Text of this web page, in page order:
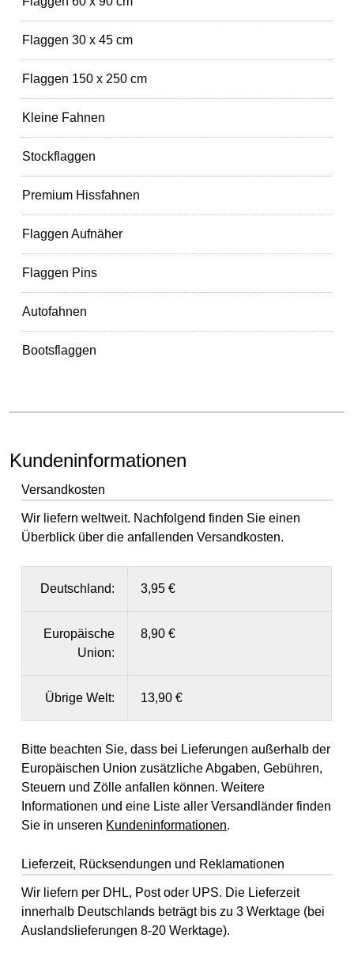
Flaggen 30 x 45 cm
Flaggen 150 x 250 cm
Kleine Fahnen
Stockflaggen
Premium Hissfahnen
Flaggen Aufnäher
Flaggen Pins
Autofahnen
Bootsflaggen
Kundeninformationen
Versandkosten
Wir liefern weltweit. Nachfolgend finden Sie einen
Überblick über die anfallenden Versandkosten.
Deutschland: 3,95 €
Europäische
Union:
8,90 €
Übrige Welt: 13,90 €
Bitte beachten Sie, dass bei Lieferungen außerhalb der
Europäischen Union zusätzliche Abgaben, Gebühren,
Steuern und Zölle anfallen können. Weitere
Informationen und eine Liste aller Versandländer finden
Sie in unseren Kundeninformationen.
Lieferzeit, Rücksendungen und Reklamationen
Wir liefern per DHL, Post oder UPS. Die Lieferzeit
innerhalb Deutschlands beträgt bis zu 3 Werktage (bei
Auslandslieferungen 8-20 Werktage).